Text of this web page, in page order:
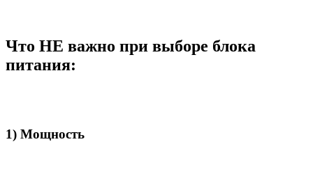
Что НЕ важно при выборе блока
питания:
1) Мощность